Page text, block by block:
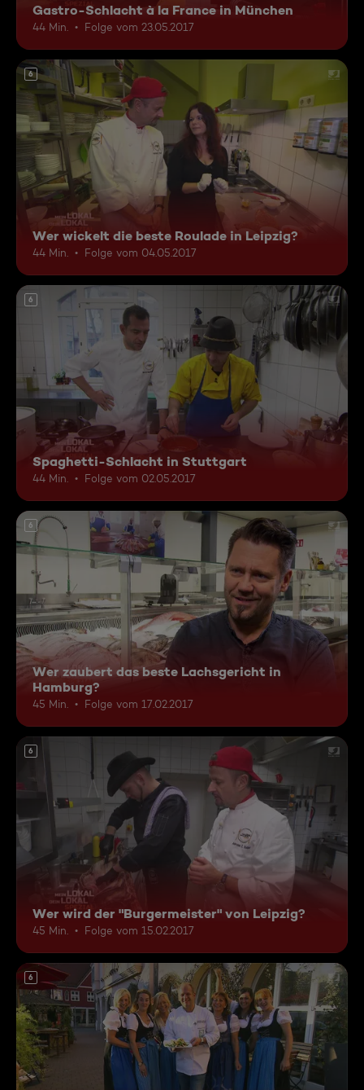
Gastro-Schlacht à la France in München
44 Min. Folge vom 23.05.2017
6
Wer wickelt die beste Roulade in Leipzig?
44 Min. Folge vom 04.05.2017
6
Spaghetti-Schlacht in Stuttgart
44 Min. Folge vom 02.05.2017
6
Wer zaubert das beste Lachsgericht in
Hamburg?
45 Min. Folge vom 17.02.2017
6
Wer wird der "Burgermeister" von Leipzig?
45 Min. Folge vom 15.02.2017
6